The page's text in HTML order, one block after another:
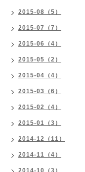
2015-08（5）
2015-07（7）
2015-06（4）
2015-05（2）
2015-04（4）
2015-03（6）
2015-02（4）
2015-01（3）
2014-12（11）
2014-11（4）
2014-10（3）